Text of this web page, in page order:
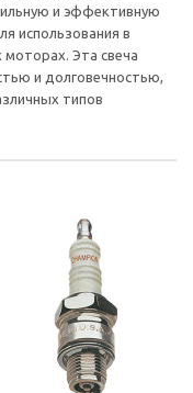
и эффективную
использования в
Эта свеча
и долговечностью,
типов